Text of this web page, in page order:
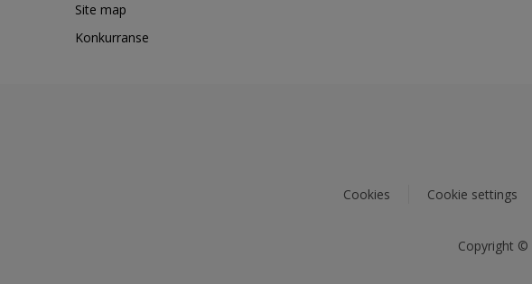
Site map
Konkurranse
Cookies Cookie settings
Copyright ©